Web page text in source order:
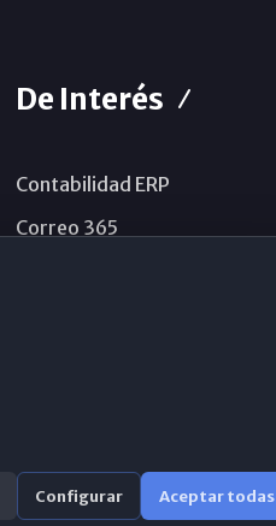
De Interés
Contabilidad ERP
Correo 365
Configurar Aceptar todas